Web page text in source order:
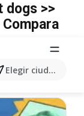
Elegir ciudad
dogs >>
este